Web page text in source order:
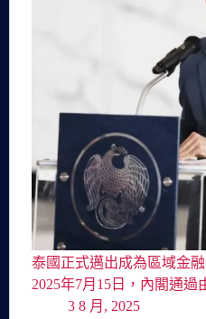
泰國正式邁出成為區域金
2025年7月15日，內閣通
3 8 月, 2025